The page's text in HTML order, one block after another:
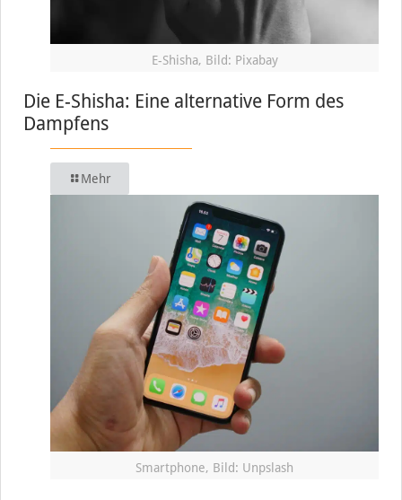
E-Shisha, Bild: Pixabay
Die E-Shisha: Eine alternative Form des
Dampfens
Mehr
Smartphone, Bild: Unpslash